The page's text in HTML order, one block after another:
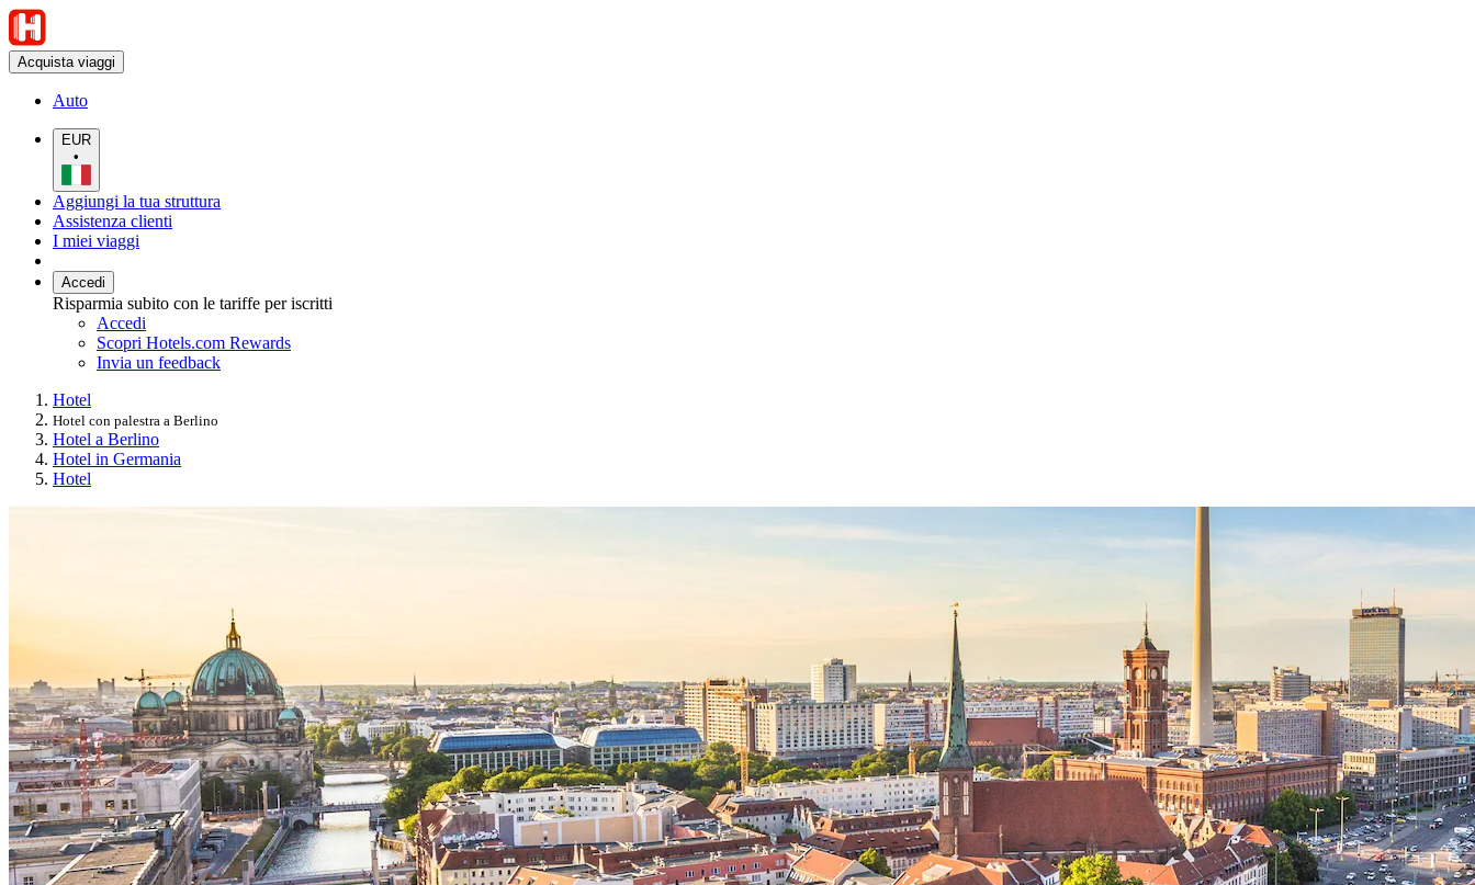
Acquista viaggi
Auto
EUR
•
Aggiungi la tua struttura
Assistenza clienti
I miei viaggi
Accedi
Risparmia subito con le tariffe per iscritti
Accedi
Scopri Hotels.com Rewards
Invia un feedback
Hotel
Hotel con palestra a Berlino
Hotel a Berlino
Hotel in Germania
Hotel